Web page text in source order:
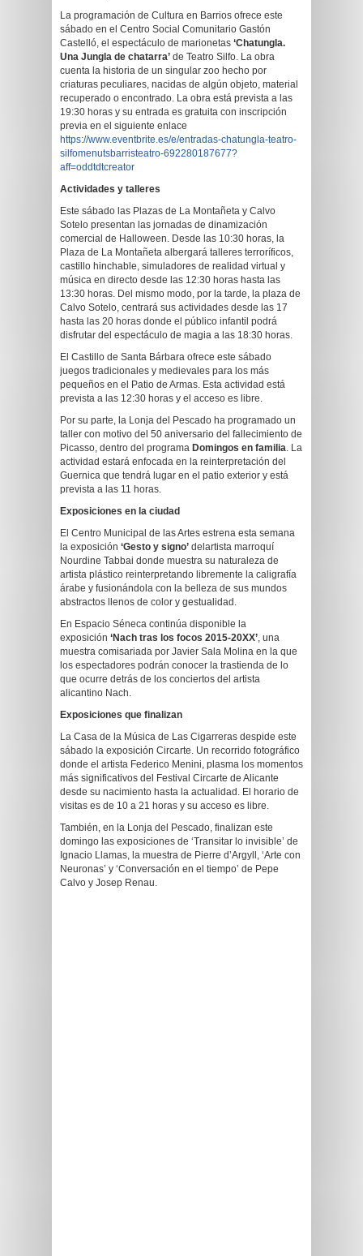
La programación de Cultura en Barrios ofrece este
sábado en el Centro Social Comunitario Gastón
Castelló, el espectáculo de marionetas ‘Chatungla.
Una Jungla de chatarra’ de Teatro Silfo. La obra
cuenta la historia de un singular zoo hecho por
criaturas peculiares, nacidas de algún objeto, material
recuperado o encontrado. La obra está prevista a las
19:30 horas y su entrada es gratuita con inscripción
previa en el siguiente enlace
https://www.eventbrite.es/e/entradas-chatungla-teatro-
silfomenutsbarristeatro-692280187677?
aff=oddtdtcreator
Actividades y talleres
Este sábado las Plazas de La Montañeta y Calvo
Sotelo presentan las jornadas de dinamización
comercial de Halloween. Desde las 10:30 horas, la
Plaza de La Montañeta albergará talleres terroríficos,
castillo hinchable, simuladores de realidad virtual y
música en directo desde las 12:30 horas hasta las
13:30 horas. Del mismo modo, por la tarde, la plaza de
Calvo Sotelo, centrará sus actividades desde las 17
hasta las 20 horas donde el público infantil podrá
disfrutar del espectáculo de magia a las 18:30 horas.
El Castillo de Santa Bárbara ofrece este sábado
juegos tradicionales y medievales para los más
pequeños en el Patio de Armas. Esta actividad está
prevista a las 12:30 horas y el acceso es libre.
Por su parte, la Lonja del Pescado ha programado un
taller con motivo del 50 aniversario del fallecimiento de
Picasso, dentro del programa Domingos en familia. La
actividad estará enfocada en la reinterpretación del
Guernica que tendrá lugar en el patio exterior y está
prevista a las 11 horas.
Exposiciones en la ciudad
El Centro Municipal de las Artes estrena esta semana
la exposición ‘Gesto y signo’ delartista marroquí
Nourdine Tabbai donde muestra su naturaleza de
artista plástico reinterpretando libremente la caligrafía
árabe y fusionándola con la belleza de sus mundos
abstractos llenos de color y gestualidad.
En Espacio Séneca continúa disponible la
exposición ‘Nach tras los focos 2015-20XX’, una
muestra comisariada por Javier Sala Molina en la que
los espectadores podrán conocer la trastienda de lo
que ocurre detrás de los conciertos del artista
alicantino Nach.
Exposiciones que finalizan
La Casa de la Música de Las Cigarreras despide este
sábado la exposición Circarte. Un recorrido fotográfico
donde el artista Federico Menini, plasma los momentos
más significativos del Festival Circarte de Alicante
desde su nacimiento hasta la actualidad. El horario de
visitas es de 10 a 21 horas y su acceso es libre.
También, en la Lonja del Pescado, finalizan este
domingo las exposiciones de ‘Transitar lo invisible’ de
Ignacio Llamas, la muestra de Pierre d’Argyll, ‘Arte con
Neuronas’ y ‘Conversación en el tiempo’ de Pepe
Calvo y Josep Renau.